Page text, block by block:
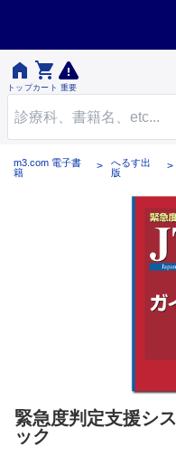

トップ

カート 重要
m3.com 電子書
籍
へるす出
版
緊急度判定支援シ
ック